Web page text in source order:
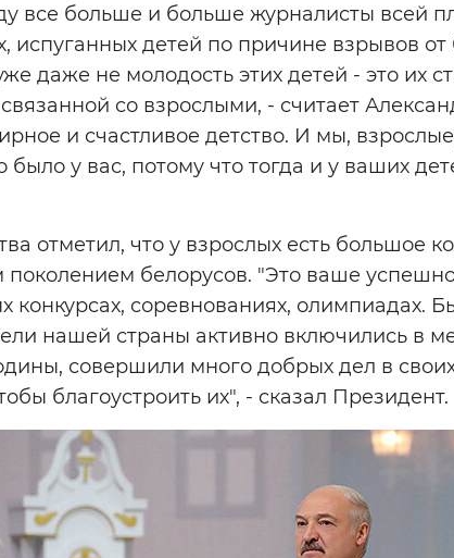
все больше и больше журналисты всей
испуганных детей по причине взрывов
даже не молодость этих детей - это их
со взрослыми, - считает
и счастливое детство. И мы,
было у вас, потому что тогда и у ваших
отметил, что у взрослых есть большое
белорусов. "Это ваше
конкурсах, соревнованиях, олимпиадах.
нашей страны активно включились в
совершили много добрых дел в
благоустроить их", - сказал Президент.